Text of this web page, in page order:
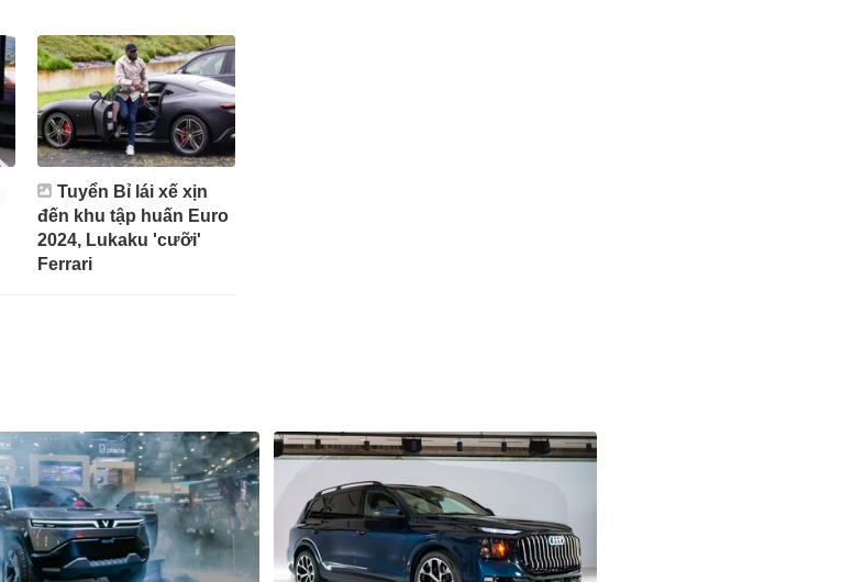
Tuyển Bỉ lái xế xịn
đến khu tập huấn Euro
2024, Lukaku 'cưỡi'
Ferrari